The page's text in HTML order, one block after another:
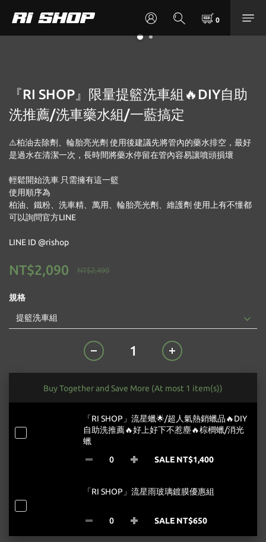
『RI SHOP』限量提籃洗車組🔥DIY自助
洗推薦/洗車藥水組/一藍搞定
⚠️柏油去除劑、輪胎亮光劑 使用後建議先將管內的藥水排空，最好
是過水在清潔一次，長時間將藥水停留在管內容易讓噴頭損壞
輕鬆開始洗車 只需擁有這一籃
使用順序為
柏油、鐵粉、洗車精、萬用、輪胎亮光劑、維護劑 使用上有不懂都
可以詢問官方LINE
LINE ID @rishop
NT$2,490
NT$2,090
規格
Buy Together and Save More (At most 1 item(s))
「RI SHOP」流星蠟🌟/超人氣熱銷蠟品🔥DIY
自助洗推薦🔥好上好下不惹塵🔥棕櫚蠟/消光
蠟
SALE NT$1,400
「RI SHOP」流星雨玻璃鍍膜優惠組
SALE NT$650